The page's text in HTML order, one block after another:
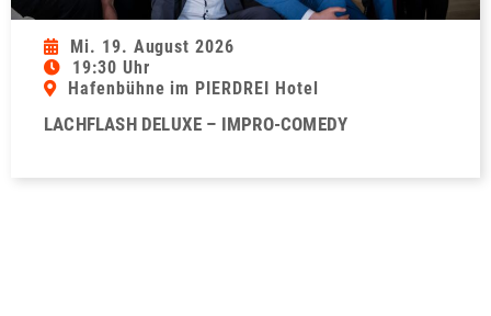
Mi. 19. August 2026
19:30 Uhr
Hafenbühne im PIERDREI Hotel
LACHFLASH DELUXE – IMPRO-COMEDY